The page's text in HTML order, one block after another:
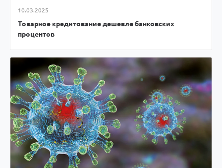
10.03.2025
Товарное кредитование дешевле банковских
процентов